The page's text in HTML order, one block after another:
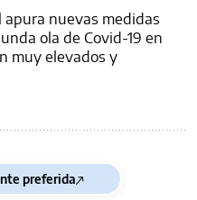
nuevas medidas
ola de Covid-19 en
muy elevados y
preferida